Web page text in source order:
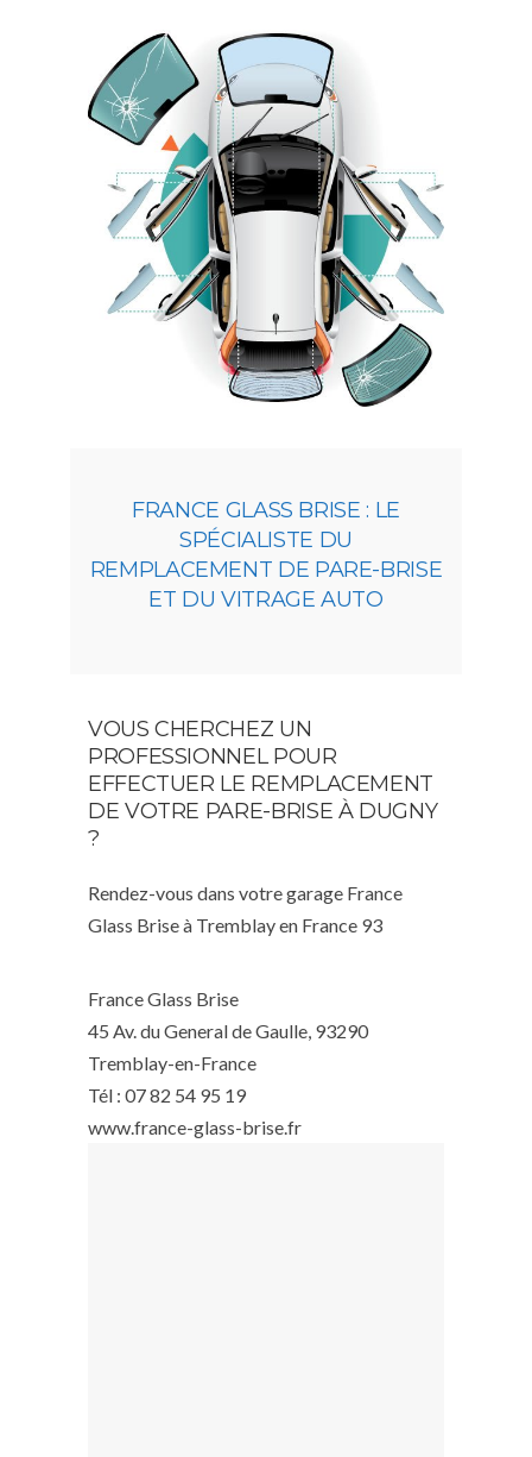
FRANCE GLASS BRISE : LE
SPÉCIALISTE DU
REMPLACEMENT DE PARE-BRISE
ET DU VITRAGE AUTO
VOUS CHERCHEZ UN
PROFESSIONNEL POUR
EFFECTUER LE REMPLACEMENT
DE VOTRE PARE-BRISE À DUGNY
?
Rendez-vous dans votre garage France
Glass Brise à Tremblay en France 93
France Glass Brise
45 Av. du General de Gaulle, 93290
Tremblay-en-France
Tél : 07 82 54 95 19
www.france-glass-brise.fr